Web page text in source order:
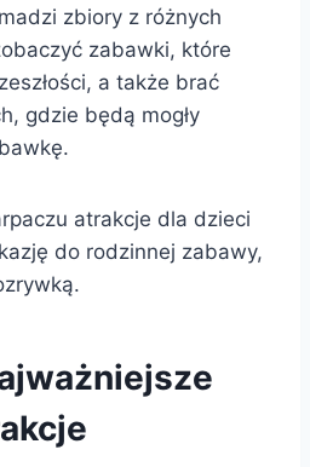
zbiory z różnych
zabawki, które
a także brać
gdzie będą mogły
atrakcje dla dzieci
do rodzinnej zabawy,